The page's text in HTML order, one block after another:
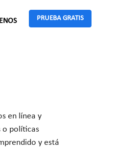
PRUEBA GRATIS
en línea y
o políticas
y está